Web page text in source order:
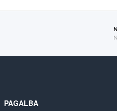
PAGALBA